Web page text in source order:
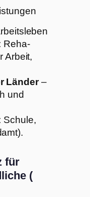
Reha-
Arbeit,
Länder–
und
Schule,
für
(